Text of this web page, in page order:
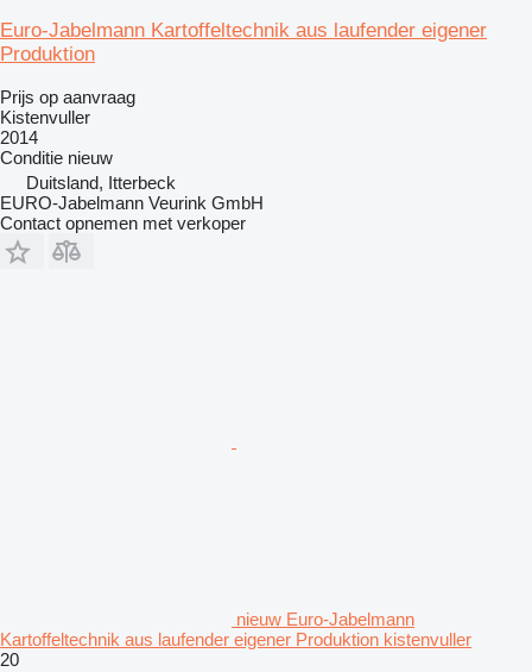
Euro-Jabelmann Kartoffeltechnik aus laufender eigener
Produktion
Prijs op aanvraag
Kistenvuller
2014
Conditie nieuw
Duitsland, Itterbeck
EURO-Jabelmann Veurink GmbH
Contact opnemen met verkoper
nieuw Euro-Jabelmann
Kartoffeltechnik aus laufender eigener Produktion kistenvuller
20